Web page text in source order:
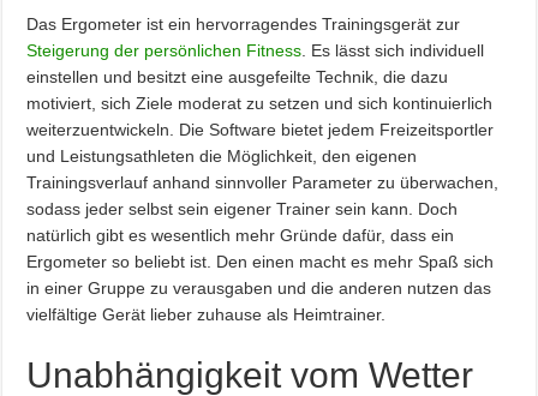
Das Ergometer ist ein hervorragendes Trainingsgerät zur
Steigerung der persönlichen Fitness . Es lässt sich individuell
einstellen und besitzt eine ausgefeilte Technik, die dazu
motiviert, sich Ziele moderat zu setzen und sich kontinuierlich
weiterzuentwickeln. Die Software bietet jedem Freizeitsportler
und Leistungsathleten die Möglichkeit, den eigenen
Trainingsverlauf anhand sinnvoller Parameter zu überwachen,
sodass jeder selbst sein eigener Trainer sein kann. Doch
natürlich gibt es wesentlich mehr Gründe dafür, dass ein
Ergometer so beliebt ist. Den einen macht es mehr Spaß sich
in einer Gruppe zu verausgaben und die anderen nutzen das
vielfältige Gerät lieber zuhause als Heimtrainer.
Unabhängigkeit vom Wetter